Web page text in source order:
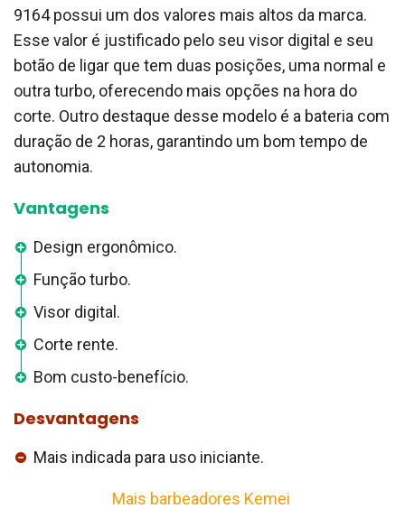
9164 possui um dos valores mais altos da marca.
Esse valor é justificado pelo seu visor digital e seu
botão de ligar que tem duas posições, uma normal e
outra turbo, oferecendo mais opções na hora do
corte. Outro destaque desse modelo é a bateria com
duração de 2 horas, garantindo um bom tempo de
autonomia.
Vantagens
Design ergonômico.
Função turbo.
Visor digital.
Corte rente.
Bom custo-benefício.
Desvantagens
Mais indicada para uso iniciante.
Mais barbeadores Kemei